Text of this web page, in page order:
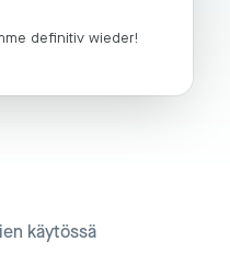
definitiv wieder!
käytössä